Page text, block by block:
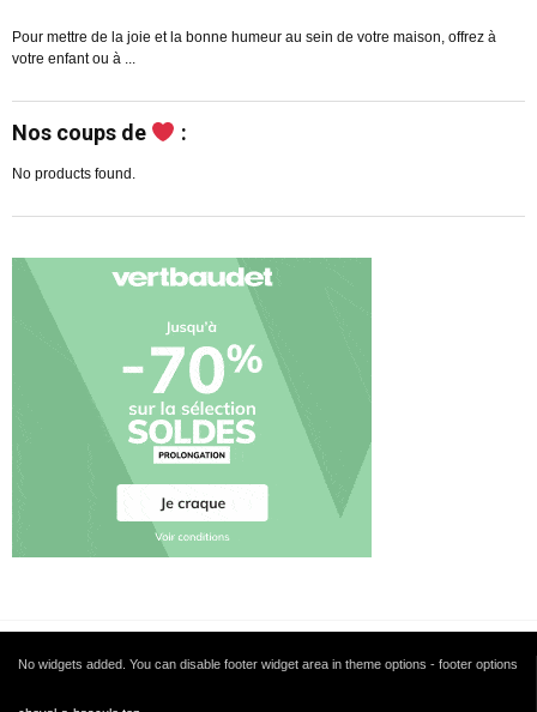
Pour mettre de la joie et la bonne humeur au sein de votre maison, offrez à
votre enfant ou à ...
Nos coups de :
No products found.
No widgets added. You can disable footer widget area in theme options - footer options